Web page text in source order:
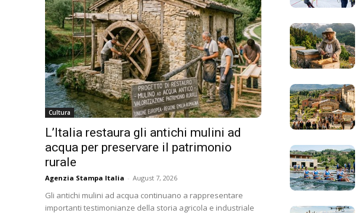
Cultura
L’Italia restaura gli antichi mulini ad
acqua per preservare il patrimonio
rurale
Agenzia Stampa Italia - August 7, 2026
Gli antichi mulini ad acqua continuano a rappresentare
importanti testimonianze della storia agricola e industriale